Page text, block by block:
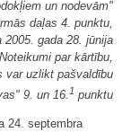
un nodevām"
daļas 4. punktu,
2005. gada 28. jūnija
par kārtību,
var uzlikt pašvaldību
9. un 16. 1 punktu
24. septembra